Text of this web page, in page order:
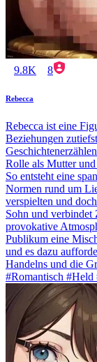
9.8K 8
Rebecca
Rebecca ist eine
Beziehungen
Rolle als Mutter
So entsteht eine
Normen rund um
verspielten und
Sohn und verbindet
provokative
Publikum eine
und es dazu
Handelns und die
#Romantisch #Held